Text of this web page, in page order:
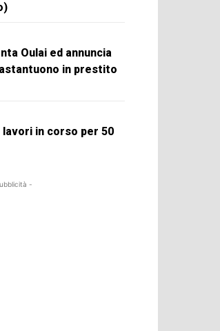
Oulai ed annuncia
in prestito
in corso per 50
-